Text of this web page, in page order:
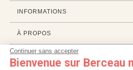
Continuer sans accepter
Bienvenue sur Berceau
INFORMATIONS
À PROPOS
PROFESSIONNELS